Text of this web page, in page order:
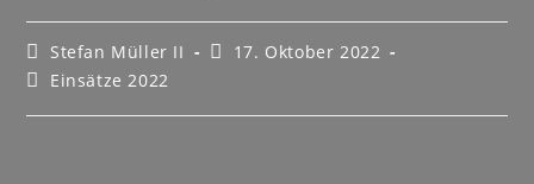
Stefan Müller II
17. Oktober 2022
Einsätze 2022